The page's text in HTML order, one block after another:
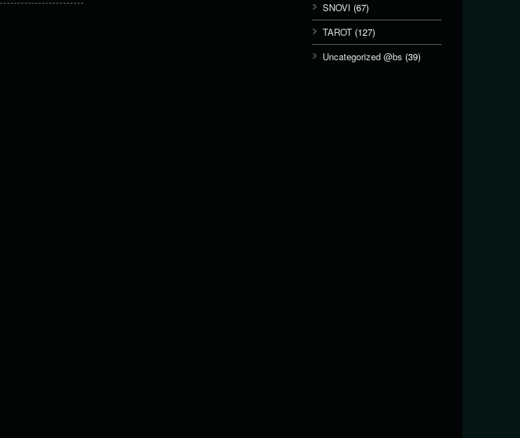
SNOVI (67)
TAROT (127)
Uncategorized @bs (39)